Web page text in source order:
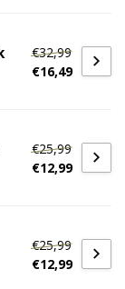
€32,99
€16,49
€25,99
€12,99
€25,99
€12,99